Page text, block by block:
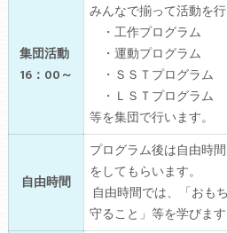
集団活動
16：00～
みんなで揃って活動を行
・工作プログラム
・運動プログラム
・ＳＳＴプログラム
・ＬＳＴプログラム
等を集団で行います。
自由時間
プログラム後は自由時
をしてもらいます。
自由時間では、「おも
守ること」等を学びます